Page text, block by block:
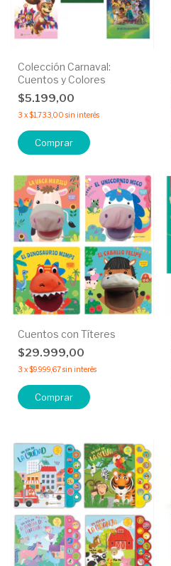
Colección Carnaval:
Cuentos y Colores
$5.199,00
3 x$1.733,00 sin interés
Comprar
Cuentos con Títeres
$29.999,00
3 x$9.999,67sin interés
Comprar